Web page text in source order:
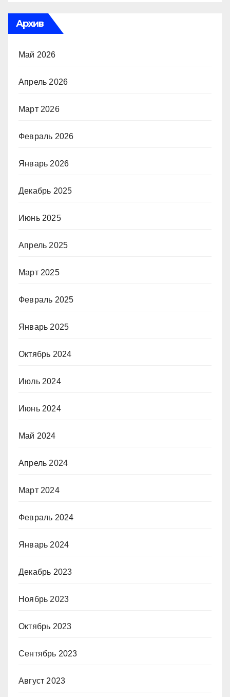
Архив
Май 2026
Апрель 2026
Март 2026
Февраль 2026
Январь 2026
Декабрь 2025
Июнь 2025
Апрель 2025
Март 2025
Февраль 2025
Январь 2025
Октябрь 2024
Июль 2024
Июнь 2024
Май 2024
Апрель 2024
Март 2024
Февраль 2024
Январь 2024
Декабрь 2023
Ноябрь 2023
Октябрь 2023
Сентябрь 2023
Август 2023